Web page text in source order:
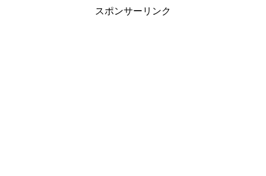
スポンサーリンク